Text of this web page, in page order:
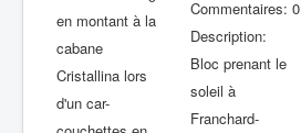
en montant à la
cabane
Cristallina lors
d'un car-
Commentaires: 0
Description:
Bloc prenant le
soleil à
Franchard-